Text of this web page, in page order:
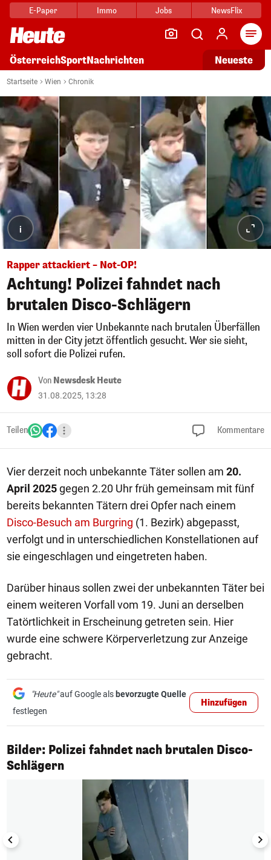
E-Paper Immo Jobs NewsFlix
ÖsterreichSportNachrichten Neueste
Startseite Wien Chronik
i
Rapper attackiert – Not-OP!
Achtung! Polizei fahndet nach
brutalen Disco-Schlägern
In Wien werden vier Unbekannte nach brutalen Überfällen
mitten in der City jetzt öffentlich gesucht. Wer sie sieht,
soll sofort die Polizei rufen.
Von Newsdesk Heute
31.08.2025, 13:28
Teilen Kommentare
Vier derzeit noch unbekannte Täter sollen am 20.
April 2025gegen 2.20 Uhr früh gemeinsam mit fünf
bereits bekannten Tätern drei Opfer nach einem
Disco-Besuch am Burgring (1. Bezirk) abgepasst,
verfolgt und in unterschiedlichen Konstellationen auf
sie eingeschlagen und eingetreten haben.
Darüber hinaus sollen zwei der unbekannten Täter bei
einem weiteren Vorfall vom 19. Juni an derselben
Tatörtlichkeit in Erscheinung getreten sein. Hier
wurde eine schwere Körperverletzung zur Anzeige
gebracht.
"Heute"auf Google als bevorzugte Quelle
festlegen
Hinzufügen
Bilder: Polizei fahndet nach brutalen Disco-
Schlägern
1/7